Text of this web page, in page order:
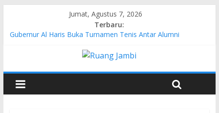
Jumat, Agustus 7, 2026
Terbaru:
Gubernur Al Haris Buka Turnamen Tenis Antar Alumni
Pertamina EP Jambi Imbau Masyarakat Tidak Beraktivitas di
Kasus Brigadir EWS: 4 Anggota Polisi Tersangka Resmi
Didampingi Pengacara Chris Januardi